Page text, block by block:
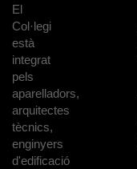
El
Col·legi
està
integrat
pels
aparelladors,
arquitectes
tècnics,
enginyers
d'edificació